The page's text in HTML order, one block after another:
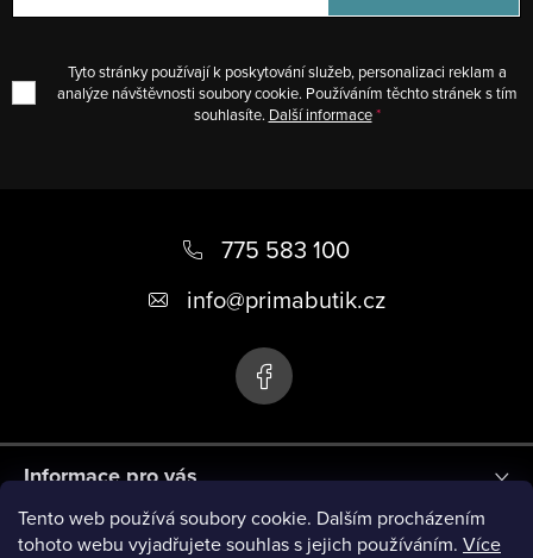
Tento web používá soubory cookie. Dalším procházením
tohoto webu vyjadřujete souhlas s jejich používáním. Více
Tyto stránky používají k poskytování služeb, personalizaci reklam a
analýze návštěvnosti soubory cookie. Používáním těchto stránek s tím
souhlasíte. Další informace
775 583 100
info@primabutik.cz
Informace pro vás
Blog